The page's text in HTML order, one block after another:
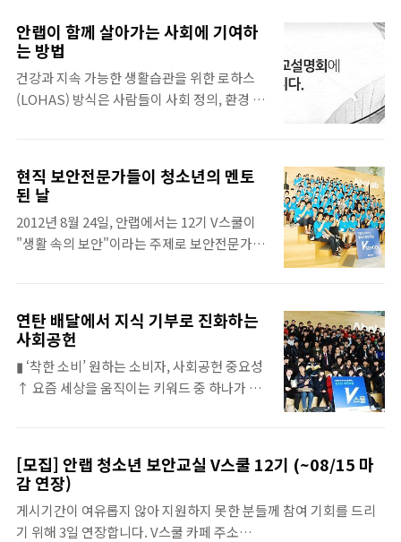
심있어하는 음악, 게임 분야 전문가들의 구체
적이고 심도 있는 강의를 들을 수 있었다. 12기
까지의 V스쿨은 주로 중고등학생을 대상으로
하였으나 이번 13기 V스쿨은 대학생까지 그 범
로 들어가보자. 1. 안랩 CTO 조시행 전무 환영
사 안랩의 김홍선 대표가 미국 RSA 행사 관계
로 출장중이기에 CTO 조시행 전무가 환영사
를 대신했다. 안랩의 CTO 조시행 전무는 "안
랩이라는 곳에서 조그마한 도움을..
안랩이 함께 살아가는 사회에 기여하
는 방법
건강과 지속 가능한 생활습관을 위한 로하스
(LOHAS) 방식은 사람들이 사회 정의, 환경 등
창 신경을 쓰고 있다. 기업의 사회적 책임
(Corporate Social Responsibility)에 대한
개념이 정립된 지는 그리 오래되지 않았다. 지
금도 거론되는 용어가 CSR 1.0부터 3.0, CSV
익 극대화의 기회와 새로운 사회적 가치를 동
시에 창출하는 것을 가리키는 CSV라고 할 수
있다. CSV는 효율적으로 돈을 번다는 자본주
의의 개념과 상충되지 않고 기업 활동의 지속
가능성과 정당..
현직 보안전문가들이 청소년의 멘토
된 날
2012년 8월 24일, 안랩에서는 12기 V스쿨이
"생활 속의 보안"이라는 주제로 보안전문가를
보자. 안랩 김홍선 대표는 환영의 말과 함께
"한국의 우수한 인프라 속에서 어릴 때부터 꿈
을 갖고 그것을 현실에 옮겨 실천할 것"을 당부
했다. ASEC대응팀 박태환 팀장은 생활 속에서
보안 위험, WI-FI 관련 보안 위험을 설명했다.
무료 영화 다운로드, 스마트폰 탈옥, 무료 WI-
FI 사용 시 자신의 개인정보가 쉽게 유출될 수
있고 악성코드에 노출될 수 있음을 실제적인
연탄 배달에서 지식 기부로 진화하는
사회공헌
▮ ‘착한 소비’ 원하는 소비자, 사회공헌 중요성
↑ 요즘 세상을 움직이는 키워드 중 하나가 바
하고, 한 기업이 세계로 뻗어가는 글로벌 기업
이 되기 위해서 지속가능경영은 필수가 되고
있다. 이러한 상황에서 기업에게 사회공헌은
더 이상 선택이 아닌 의무가 되고 있다. 날이 갈
[모집] 안랩 청소년 보안교실 V스쿨 12기 (~08/15 마
감 연장)
게시기간이 여유롭지 않아 지원하지 못한 분들께 참여 기회를 드리
기 위해 3일 연장합니다. V스쿨 카페 주소